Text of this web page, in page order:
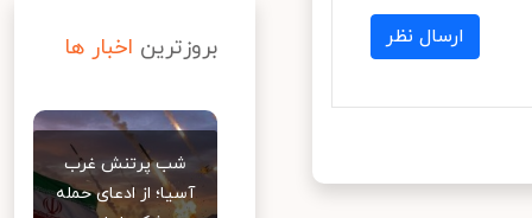
ارسال نظر بروزترین اخبار ها
شب پرتنش غرب
آسیا؛ از ادعای حمله